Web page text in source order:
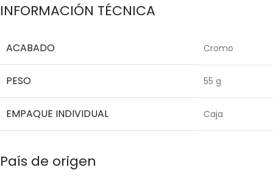
INFORMACIÓN TÉCNICA
ACABADO Cromo
PESO 55 g
EMPAQUE INDIVIDUAL Caja
País de origen